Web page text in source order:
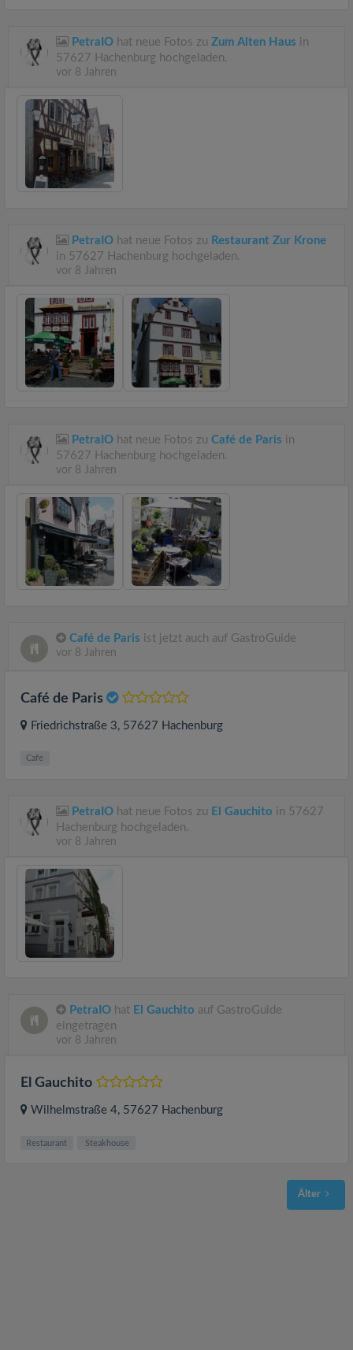
PetraIO hat neue Fotos zu Zum Alten Haus in
57627 Hachenburg hochgeladen.
vor 8 Jahren
PetraIO hat neue Fotos zu Restaurant Zur Krone
in 57627 Hachenburg hochgeladen.
vor 8 Jahren
PetraIO hat neue Fotos zu Café de Paris in
57627 Hachenburg hochgeladen.
vor 8 Jahren
Café de Paris ist jetzt auch auf GastroGuide
vor 8 Jahren
Café de Paris
Friedrichstraße 3, 57627 Hachenburg
Cafe
PetraIO hat neue Fotos zu El Gauchito in 57627
Hachenburg hochgeladen.
vor 8 Jahren
PetraIO hat El Gauchito auf GastroGuide
eingetragen
vor 8 Jahren
El Gauchito
Wilhelmstraße 4, 57627 Hachenburg
Restaurant Steakhouse
Älter